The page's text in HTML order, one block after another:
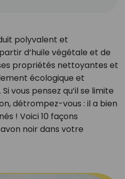
polyvalent et
d’huile végétale et de
propriétés nettoyantes et
écologique et
vous pensez qu’il se limite
détrompez-vous : il a bien
! Voici 10 façons
noir dans votre